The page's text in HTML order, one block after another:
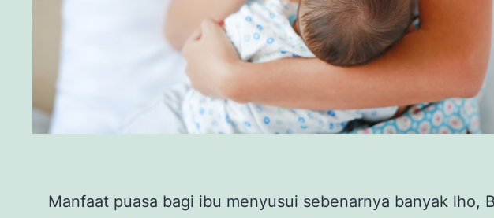
Manfaat puasa bagi ibu menyusui sebenarnya banyak lho,